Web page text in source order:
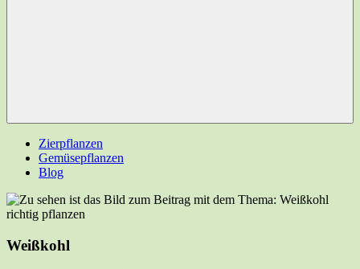
Zierpflanzen
Gemüsepflanzen
Blog
Weißkohl